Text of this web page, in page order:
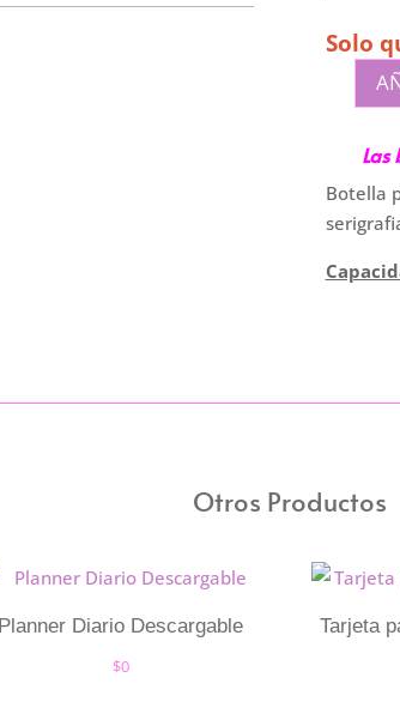
Solo
Botella
Lt
-
cantidad
Las
Botella
Otros Productos
Planner Diario Descargable
$0
Tarjeta